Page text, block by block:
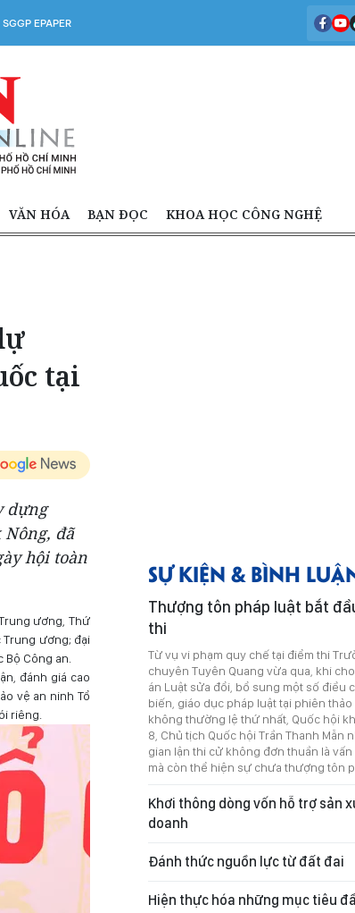
SGGP EPAPER
VĂN HÓA BẠN ĐỌC KHOA HỌC CÔNG NGHỆ
tại
dựng
đã
hội toàn
ương, Thứ
ương; đại
Công an.
đánh giá cao
vệ an ninh Tổ
riêng.
SỰ KIỆN & BÌNH
Thượng tôn pháp luật bắt
thi
Từ vụ vi phạm quy chế tại điểm thi
chuyên Tuyên Quang vừa qua, khi
án Luật sửa đổi, bổ sung một số điều
biến, giáo dục pháp luật tại phiên
không thường lệ thứ nhất, Quốc hội
8, Chủ tịch Quốc hội Trần Thanh Mẫn
gian lận thi cử không đơn thuần là
mà còn thể hiện sự chưa thượng tôn
Khơi thông dòng vốn hỗ trợ sản
doanh
Đánh thức nguồn lực từ đất đai
Hiện thực hóa những mục tiêu